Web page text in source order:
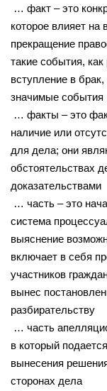
… факт – это
которое влияет на
прекращение
такие события,
вступление в
значимые события
… факты – это
наличие или
для дела; они
обстоятельствах
доказательствами
… часть – это
система
выяснение
включает в себя
участников
вынес
разбирательству
… часть
в который
вынесения
сторонах дела